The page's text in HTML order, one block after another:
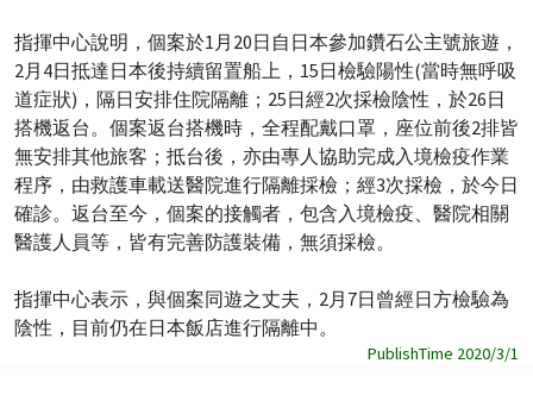
指揮中心說明，個案於1月20日自日本參加鑽石公主號旅遊，
2月4日抵達日本後持續留置船上，15日檢驗陽性(當時無呼吸
道症狀)，隔日安排住院隔離；25日經2次採檢陰性，於26日
搭機返台。個案返台搭機時，全程配戴口罩，座位前後2排皆
無安排其他旅客；抵台後，亦由專人協助完成入境檢疫作業
程序，由救護車載送醫院進行隔離採檢；經3次採檢，於今日
確診。返台至今，個案的接觸者，包含入境檢疫、醫院相關
醫護人員等，皆有完善防護裝備，無須採檢。
指揮中心表示，與個案同遊之丈夫，2月7日曾經日方檢驗為
陰性，目前仍在日本飯店進行隔離中。
PublishTime 2020/3/1